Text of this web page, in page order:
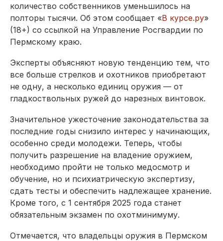
количество собственников уменьшилось на
полторы тысячи. Об этом сообщает «В курсе.ру»
(18+) со ссылкой на Управление Росгвардии по
Пермскому краю.
Эксперты объясняют новую тенденцию тем, что
все больше стрелков и охотников приобретают
не одну, а несколько единиц оружия — от
гладкоствольных ружей до нарезных винтовок.
Значительное ужесточение законодательства за
последние годы снизило интерес у начинающих,
особенно среди молодежи. Теперь, чтобы
получить разрешение на владение оружием,
необходимо пройти не только медосмотр и
обучение, но и психиатрическую экспертизу,
сдать тесты и обеспечить надлежащее хранение.
Кроме того, с 1 сентября 2025 года станет
обязательным экзамен по охотминимуму.
Отмечается, что владельцы оружия в Пермском